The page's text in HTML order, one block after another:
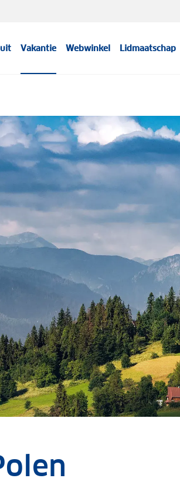
Vakantie Webwinkel Lidmaatschap